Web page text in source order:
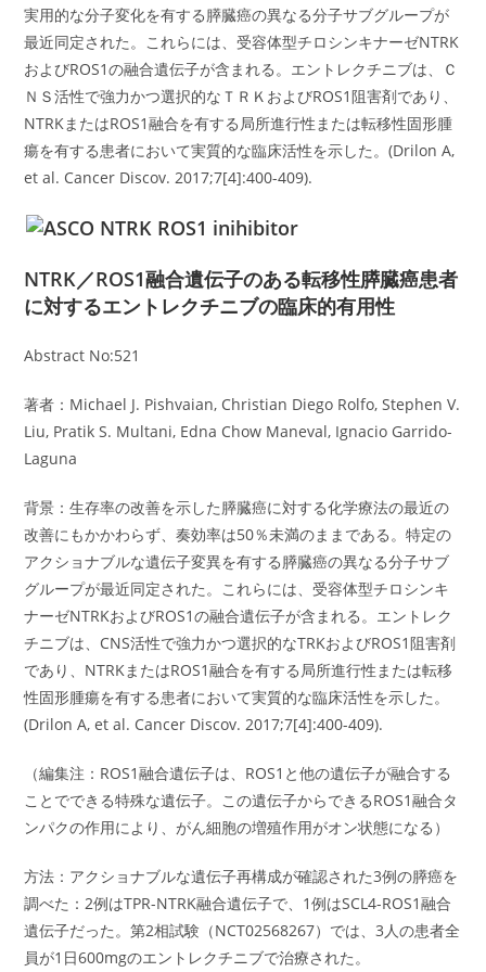
実用的な分子変化を有する膵臓癌の異なる分子サブグループが
最近同定された。これらには、受容体型チロシンキナーゼNTRK
およびROS1の融合遺伝子が含まれる。エントレクチニブは、Ｃ
ＮＳ活性で強力かつ選択的なＴＲＫおよびROS1阻害剤であり、
NTRKまたはROS1融合を有する局所進行性または転移性固形腫
瘍を有する患者において実質的な臨床活性を示した。(Drilon A,
et al. Cancer Discov. 2017;7[4]:400-409).
NTRK／ROS1融合遺伝子のある転移性膵臓癌患者
に対するエントレクチニブの臨床的有用性
Abstract No:521
著者：Michael J. Pishvaian, Christian Diego Rolfo, Stephen V.
Liu, Pratik S. Multani, Edna Chow Maneval, Ignacio Garrido-
Laguna
背景：生存率の改善を示した膵臓癌に対する化学療法の最近の
改善にもかかわらず、奏効率は50％未満のままである。特定の
アクショナブルな遺伝子変異を有する膵臓癌の異なる分子サブ
グループが最近同定された。これらには、受容体型チロシンキ
ナーゼNTRKおよびROS1の融合遺伝子が含まれる。エントレク
チニブは、CNS活性で強力かつ選択的なTRKおよびROS1阻害剤
であり、NTRKまたはROS1融合を有する局所進行性または転移
性固形腫瘍を有する患者において実質的な臨床活性を示した。
(Drilon A, et al. Cancer Discov. 2017;7[4]:400-409).
（編集注：ROS1融合遺伝子は、ROS1と他の遺伝子が融合する
ことでできる特殊な遺伝子。この遺伝子からできるROS1融合タ
ンパクの作用により、がん細胞の増殖作用がオン状態になる）
方法：アクショナブルな遺伝子再構成が確認された3例の膵癌を
調べた：2例はTPR-NTRK融合遺伝子で、1例はSCL4-ROS1融合
遺伝子だった。第2相試験（NCT02568267）では、3人の患者全
員が1日600mgのエントレクチニブで治療された。